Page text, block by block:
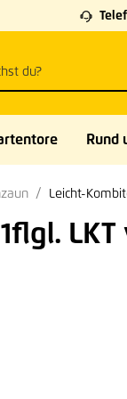
Rund
Leicht-